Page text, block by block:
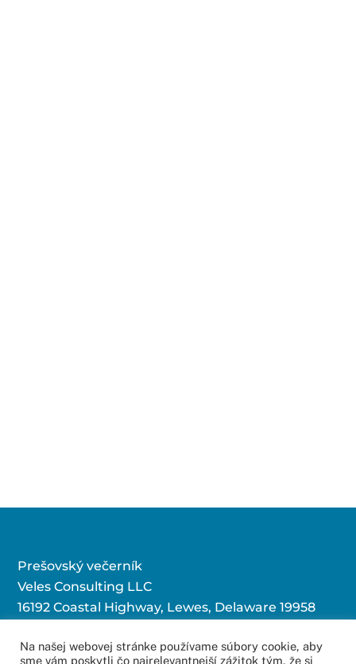
Prešovský večerník
Veles Consulting LLC
16192 Coastal Highway, Lewes, Delaware 19958
Na našej webovej stránke používame súbory cookie, aby
sme vám poskytli čo najrelevantnejší zážitok tým, že si